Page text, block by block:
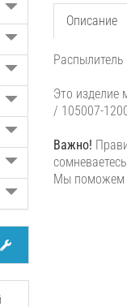
Описание
Это изделие
/ 105007-
Важно!
Мы поможем